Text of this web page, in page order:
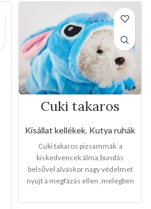
Cuki takaros
méretben)
Kisállat kellékek, Kutya ruhák
Cuki takaros pizsammák a
kiskedvencek álma,bundás
belsővel alváskor nagy védelmet
nyújt a megfázás ellen ,melegben
nagyot.Méretei :S-M-LFajtái:-